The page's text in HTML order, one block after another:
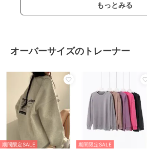
もっとみる
オーバーサイズのトレーナー
期間限定SALE 期間限定SALE